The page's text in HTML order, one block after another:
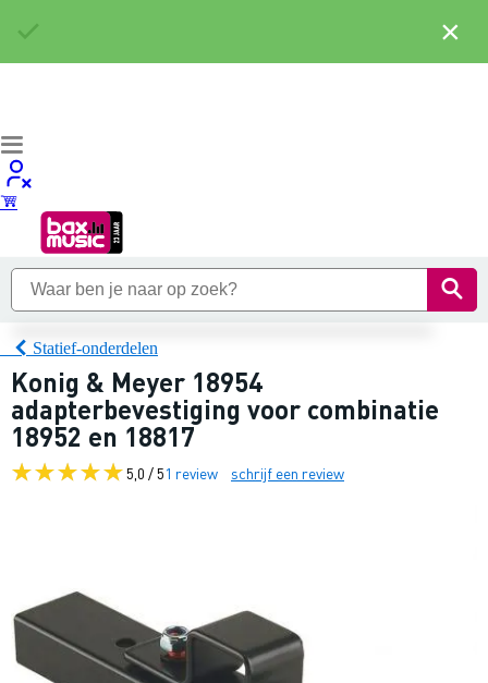
Statief-onderdelen
Konig & Meyer 18954
adapterbevestiging voor combinatie
18952 en 18817
5,0 / 51 review schrijf een review
×